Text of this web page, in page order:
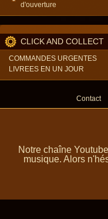
d'ouverture
CLICK AND COLLECT
COMMANDES URGENTES
LIVREES EN UN JOUR
Contact
Notre chaîne
musique. Alors